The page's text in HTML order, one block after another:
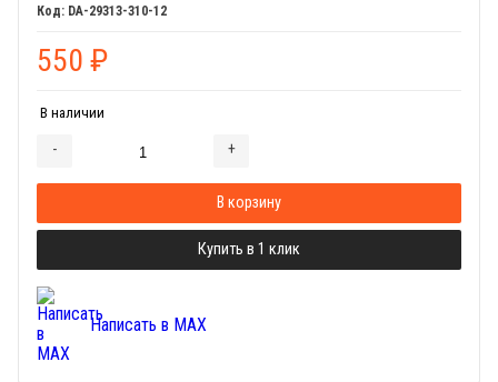
DA-29313-310-12
550 ₽
В наличии
- +
В корзину
Купить в 1 клик
Написать в MAX